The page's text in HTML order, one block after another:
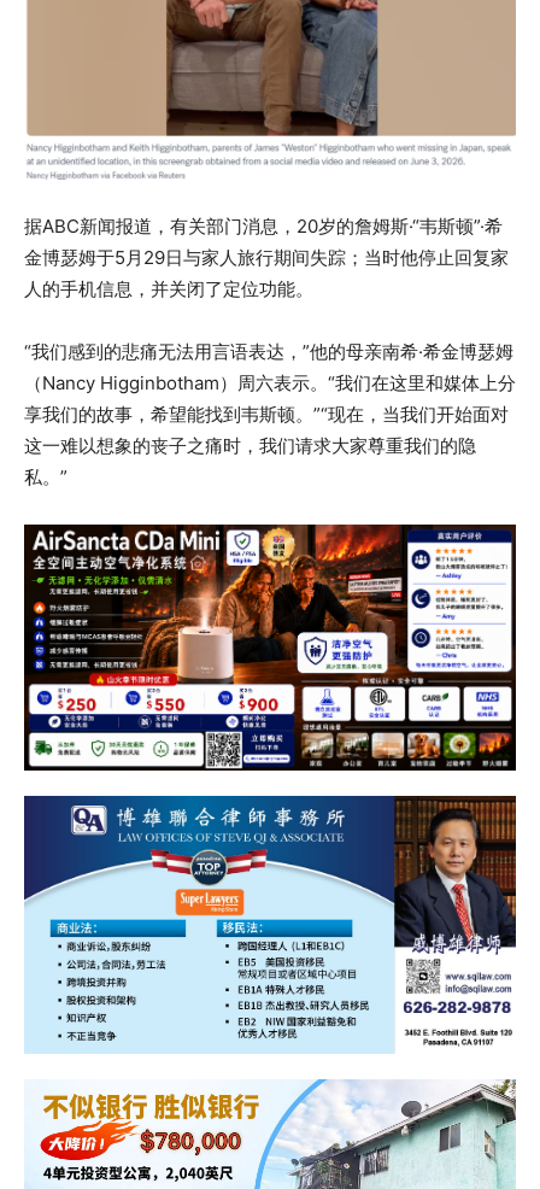
据ABC新闻报道，有关部门消息，20岁的詹姆斯·“韦斯顿”·希
金博瑟姆于5月29日与家人旅行期间失踪；当时他停止回复家
人的手机信息，并关闭了定位功能。
“我们感到的悲痛无法用言语表达，”他的母亲南希·希金博瑟姆
（Nancy Higginbotham）周六表示。“我们在这里和媒体上分
享我们的故事，希望能找到韦斯顿。”“现在，当我们开始面对
这一难以想象的丧子之痛时，我们请求大家尊重我们的隐
私。”